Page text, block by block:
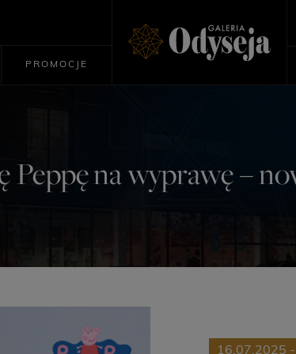
PROMOCJE
Peppę na wyprawę –
16.07.2025